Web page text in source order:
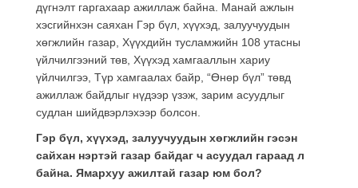
дүгнэлт гаргахаар ажиллаж байна. Манай ажлын
хэсгийнхэн саяхан Гэр бүл, хүүхэд, залуучуудын
хөгжлийн газар, Хүүхдийн тусламжийн 108 утасны
үйлчилгээний төв, Хүүхэд хамгааллын хариу
үйлчилгээ, Түр хамгаалах байр, “Өнөр бүл” төвд
ажиллаж байдлыг нүдээр үзэж, зарим асуудлыг
судлан шийдвэрлэхээр болсон.
Гэр бүл, хүүхэд, залуучуудын хөгжлийн гэсэн
сайхан нэртэй газар байдаг ч асуудал гараад л
байна. Ямархуу ажилтай газар юм бол?